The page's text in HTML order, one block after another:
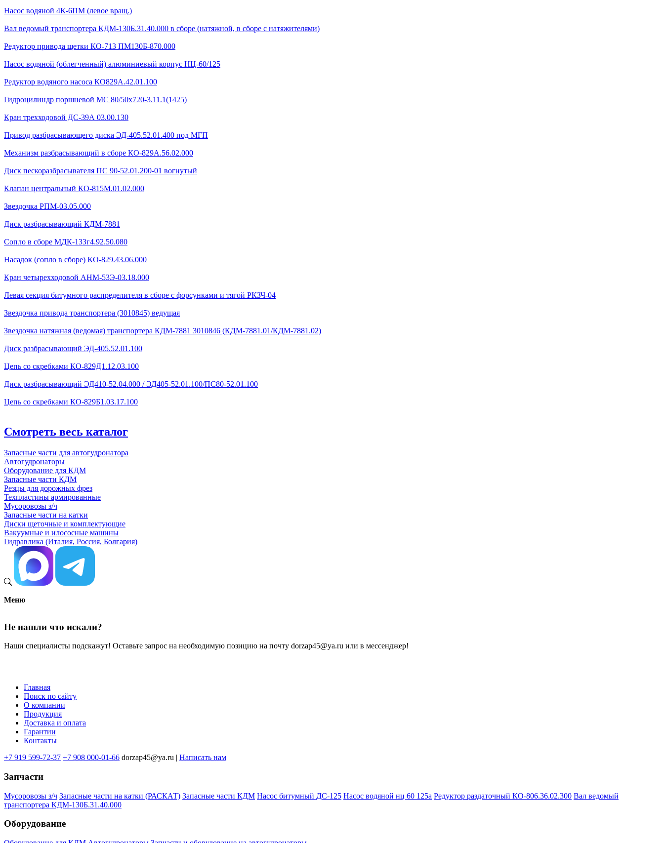
Насос водяной 4К-6ПМ (левое вращ.)
Вал ведомый транспортера КДМ-130Б.31.40.000 в сборе (натяжной, в сборе с натяжителями)
Редуктор привода щетки КО-713 ПМ130Б-870.000
Насос водяной (облегченный) алюминиевый корпус НЦ-60/125
Редуктор водяного насоса КО829А.42.01.100
Гидроцилиндр поршневой МС 80/50х720-3.11.1(1425)
Кран трехходовой ДС-39А 03.00.130
Привод разбрасывающего диска ЭД-405.52.01.400 под МГП
Механизм разбрасывающий в сборе КО-829А.56.02.000
Диск пескоразбрасывателя ПС 90-52.01.200-01 вогнутый
Клапан центральный КО-815М.01.02.000
Звездочка РПМ-03.05.000
Диск разбрасывающий КДМ-7881
Сопло в сборе МДК-133г4.92.50.080
Насадок (сопло в сборе) КО-829.43.06.000
Кран четырехходовой AHМ-53Э-03.18.000
Левая секция битумного распределителя в сборе с форсунками и тягой РКЗЧ-04
Звездочка привода транспортера (3010845) ведущая
Звездочка натяжная (ведомая) транспортера КДМ-7881 3010846 (КДМ-7881.01/КДМ-7881.02)
Диск разбрасывающий ЭД-405.52.01.100
Цепь со скребками КО-829Д1.12.03.100
Диск разбрасывающий ЭД410-52.04.000 / ЭД405-52.01.100/ПС80-52.01.100
Цепь со скребками КО-829Б1.03.17.100
Смотреть весь каталог
Запасные части для автогудронатора
Автогудронаторы
Оборудование для КДМ
Запасные части КДМ
Резцы для дорожных фрез
Техпластины армированные
Мусоровозы з/ч
Запасные части на катки
Диски щеточные и комплектующие
Вакуумные и илососные машины
Гидравлика (Италия, Россия, Болгария)
Меню
Не нашли что искали?
Наши специалисты подскажут! Оставьте запрос на необходимую позицию на почту dorzap45@ya.ru или в мессенджер!
Меню
подвале
Главная
Поиск по сайту
О компании
Продукция
Доставка и оплата
Гарантии
Контакты
+7 919 599-72-37 +7 908 000-01-66 dorzap45@ya.ru | Написать нам
Запчасти
Мусоровозы з/ч Запасные части на катки (РАСКАТ) Запасные части КДМ Насос битумный ДС-125 Насос водяной нц 60 125а Редуктор раздаточный КО-806.36.02.300 Вал ведомый
транспортера КДМ-130Б.31.40.000
Оборудование